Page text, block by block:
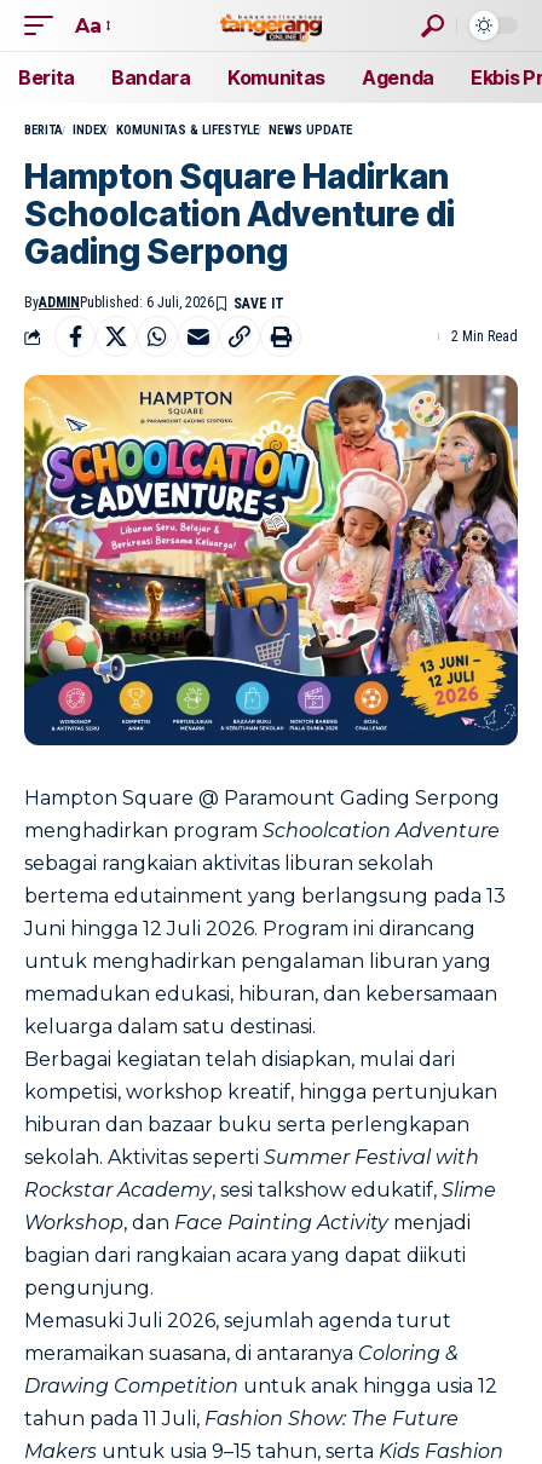
Aa
Berita Bandara Komunitas Agenda Ekbis
BERITA INDEX KOMUNITAS & LIFESTYLE NEWS UPDATE
Hampton Square Hadirkan
Schoolcation Adventure di
Gading Serpong
ByADMIN Published: 6 Juli, 2026
2 Min Read
Hampton Square @ Paramount Gading Serpong
menghadirkan program Schoolcation Adventure
sebagai rangkaian aktivitas liburan sekolah
bertema edutainment yang berlangsung pada 13
Juni hingga 12 Juli 2026. Program ini dirancang
untuk menghadirkan pengalaman liburan yang
memadukan edukasi, hiburan, dan kebersamaan
keluarga dalam satu destinasi.
Berbagai kegiatan telah disiapkan, mulai dari
kompetisi, workshop kreatif, hingga pertunjukan
hiburan dan bazaar buku serta perlengkapan
sekolah. Aktivitas seperti Summer Festival with
Rockstar Academy, sesi talkshow edukatif, Slime
Workshop, dan Face Painting Activitymenjadi
bagian dari rangkaian acara yang dapat diikuti
pengunjung.
Memasuki Juli 2026, sejumlah agenda turut
meramaikan suasana, di antaranya Coloring &
Drawing Competition untuk anak hingga usia 12
tahun pada 11 Juli, Fashion Show: The Future
Makers untuk usia 9–15 tahun, serta Kids Fashion